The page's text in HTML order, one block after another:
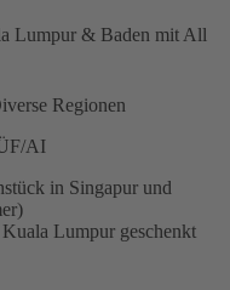
Lumpur & Baden mit All
Regionen
AI
in Singapur und
Lumpur geschenkt